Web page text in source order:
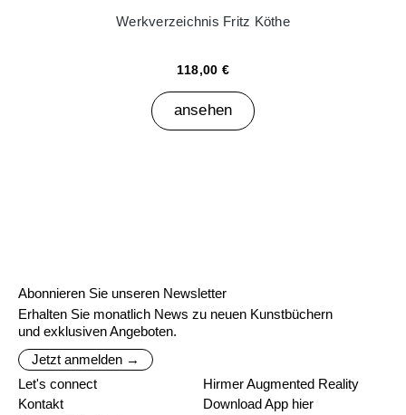
Werkverzeichnis Fritz Köthe
118,00 €
ansehen
Abonnieren Sie unseren Newsletter
Erhalten Sie monatlich News zu neuen Kunstbüchern
und exklusiven Angeboten.
Jetzt anmelden →
Let's connect
Kontakt
Hirmer Augmented Reality
Download App hier